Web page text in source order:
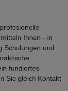
Ihnen - in
Schulungen und
fundiertes
Sie gleich Kontakt